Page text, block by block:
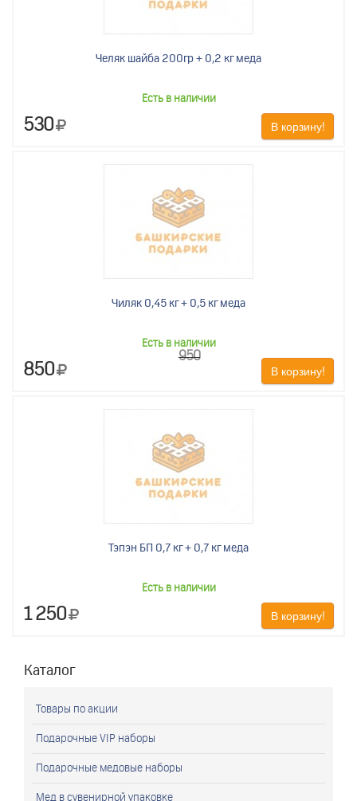
Челяк шайба 200гр + 0,2 кг меда
Есть в наличии
530 В корзину!
Чиляк 0,45 кг + 0,5 кг меда
Есть в наличии
950
850 В корзину!
Тэпэн БП 0,7 кг + 0,7 кг меда
Есть в наличии
1 250 В корзину!
Каталог
Товары по акции
Подарочные VIP наборы
Подарочные медовые наборы
Мед в сувенирной упаковке